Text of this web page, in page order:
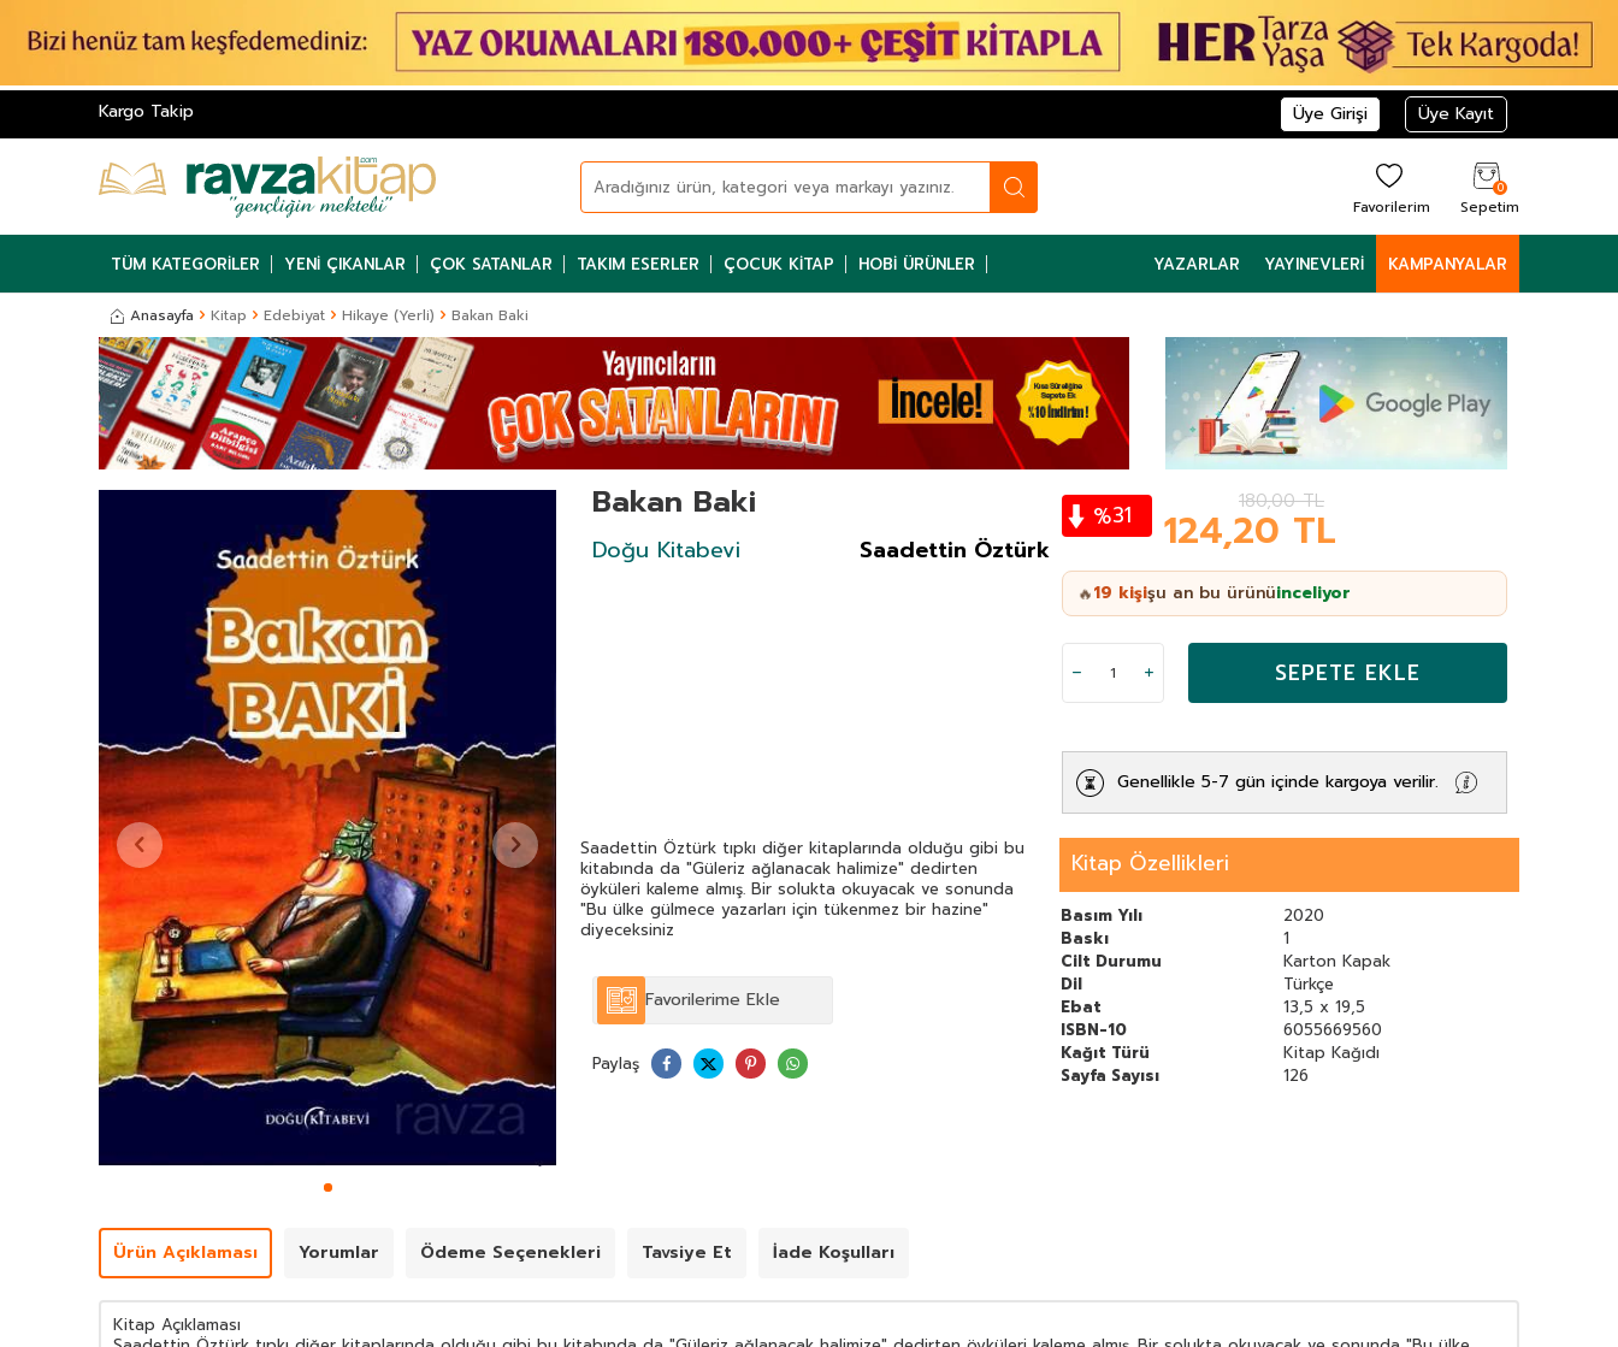
Kargo Takip Üye Girişi Üye Kayıt
Favorilerim
0
Sepetim
TÜM KATEGORILER YENI ÇIKANLAR ÇOK SATANLAR TAKIM ESERLER ÇOCUK KITAP HOBI ÜRÜNLER YAZARLAR YAYINEVLERI KAMPANYALAR
Anasayfa Kitap Edebiyat Hikaye (Yerli) Bakan Baki
Bakan Baki
Doğu Kitabevi Saadettin Öztürk
%31 180,00TL
124,20 TL
🔥19 kişişu an bu ürünüinceliyor
SEPETE EKLE
Genellikle 5-7 gün içinde kargoya verilir.
Saadettin Öztürk tıpkı diğer kitaplarında olduğu gibi bu
kitabında da "Güleriz ağlanacak halimize" dedirten
öyküleri kaleme almış. Bir solukta okuyacak ve sonunda
"Bu ülke gülmece yazarları için tükenmez bir hazine"
diyeceksiniz
Kitap Özellikleri
Basım Yılı
2020
Baskı
1
Cilt Durumu
Karton Kapak
Dil
Türkçe
Ebat
13,5 x 19,5
ISBN-10
6055669560
Kağıt Türü
Kitap Kağıdı
Sayfa Sayısı
126
Favorilerime Ekle
Paylaş
Ürün Açıklaması Yorumlar Ödeme Seçenekleri Tavsiye Et İade Koşulları
Kitap Açıklaması